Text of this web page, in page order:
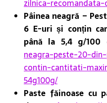
zilnica-recomandata-
Pâinea neagră –
6 E-uri și conțin
până la 5,4 g/100
neagra-peste-20-
contin-cantitati-
54g100g/
Paste făinoase cu